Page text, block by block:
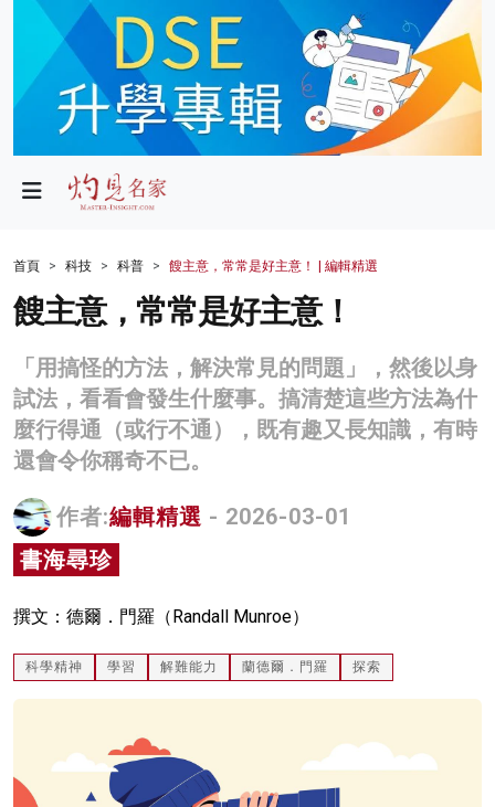
政局
財經
生活
商業
科技
名家榜
灼見活動
關於我們
首頁 科技 科普 餿主意，常常是好主意！ | 編輯精選
餿主意，常常是好主意！
「用搞怪的方法，解決常見的問題」，然後以身
試法，看看會發生什麼事。搞清楚這些方法為什
麼行得通（或行不通），既有趣又長知識，有時
還會令你稱奇不已。
作者:編輯精選 - 2026-03-01
書海尋珍
撰文：德爾．門羅（Randall Munroe）
科學精神 學習 解難能力 蘭德爾．門羅 探索